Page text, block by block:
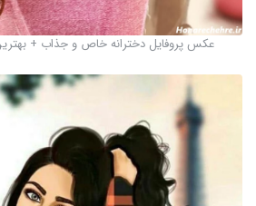
عکس پروفایل دخترانه خاص و جذاب +